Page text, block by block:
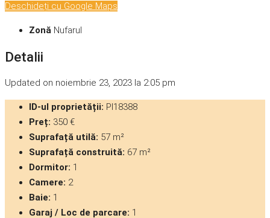
Deschideți cu Google Maps
Zonă Nufarul
Detalii
Updated on noiembrie 23, 2023 la 2:05 pm
ID-ul proprietății: PI18388
Preț: 350 €
Suprafață utilă: 57 m²
Suprafață construită: 67 m²
Dormitor: 1
Camere: 2
Baie: 1
Garaj / Loc de parcare: 1